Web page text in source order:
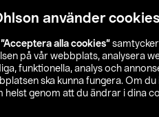
använder cookies
”Acceptera alla cookies”
på vår webbplats, analysera
funktionella, analys och
ska kunna fungera. Om
helst genom att du ändrar i dina